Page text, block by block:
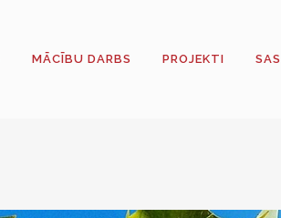
MĀCĪBU DARBS PROJEKTI